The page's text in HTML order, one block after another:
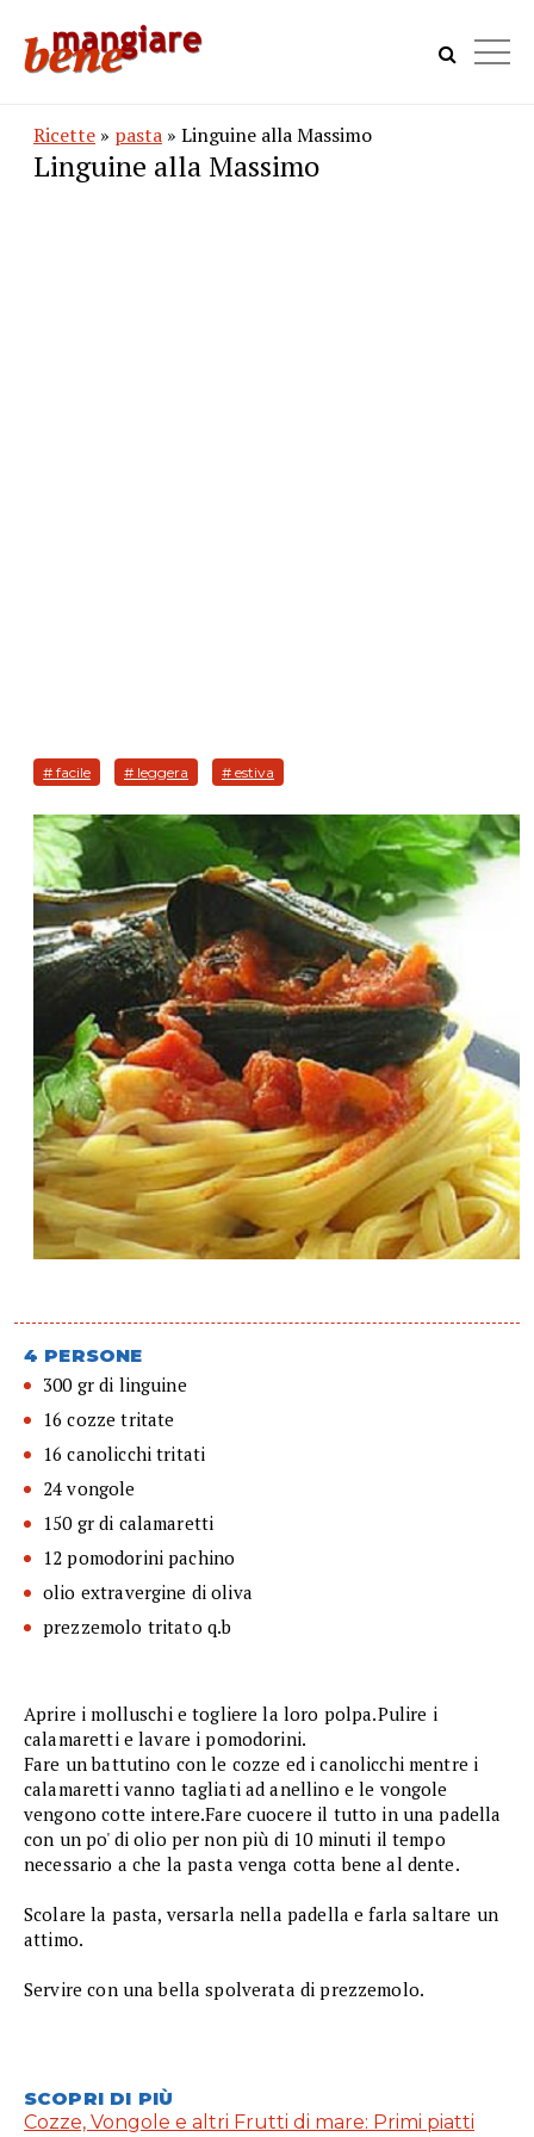
Ricette » pasta » Linguine alla Massimo
Linguine alla Massimo
# facile # leggera # estiva
4 PERSONE
300 gr di linguine
16 cozze tritate
16 canolicchi tritati
24 vongole
150 gr di calamaretti
12 pomodorini pachino
olio extravergine di oliva
prezzemolo tritato q.b
Aprire i molluschi e togliere la loro polpa.Pulire i
calamaretti e lavare i pomodorini.
Fare un battutino con le cozze ed i canolicchi mentre i
calamaretti vanno tagliati ad anellino e le vongole
vengono cotte intere.Fare cuocere il tutto in una padella
con un po' di olio per non più di 10 minuti il tempo
necessario a che la pasta venga cotta bene al dente.
Scolare la pasta, versarla nella padella e farla saltare un
attimo.
Servire con una bella spolverata di prezzemolo.
SCOPRI DI PIÙ
Cozze, Vongole e altri Frutti di mare: Primi piatti